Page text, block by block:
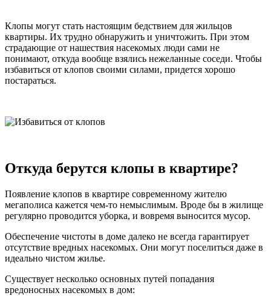
Клопы могут стать настоящим бедствием для жильцов
квартиры. Их трудно обнаружить и уничтожить. При этом
страдающие от нашествия насекомых люди сами не
понимают, откуда вообще взялись нежеланные соседи. Чтобы
избавиться от клопов своими силами, придется хорошо
постараться.
Откуда берутся клопы в квартире?
Появление клопов в квартире современному жителю
мегаполиса кажется чем-то немыслимым. Вроде бы в жилище
регулярно проводится уборка, и вовремя выносится мусор.
Обеспечение чистоты в доме далеко не всегда гарантирует
отсутствие вредных насекомых. Они могут поселиться даже в
идеально чистом жилье.
Существует несколько основных путей попадания
вредоносных насекомых в дом: